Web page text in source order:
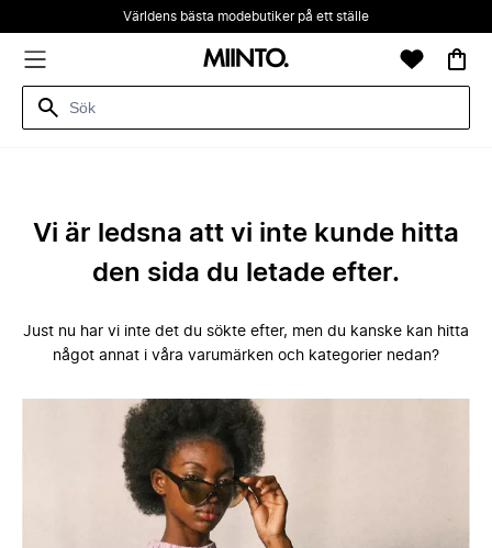
Världens bästa modebutiker på ett ställe
Vi är ledsna att vi inte kunde hitta
den sida du letade efter.
Just nu har vi inte det du sökte efter, men du kanske kan hitta
något annat i våra varumärken och kategorier nedan?